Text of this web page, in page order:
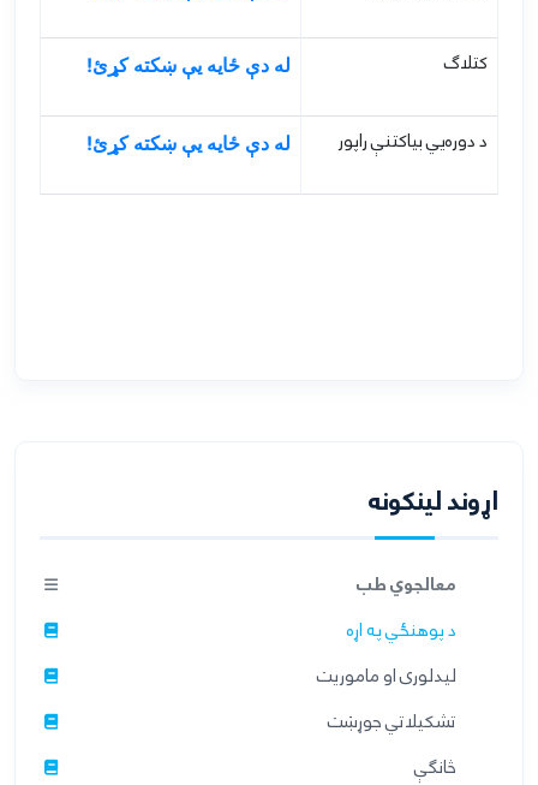
کتلاګ له دې ځایه يې ښکته کړئ!
د دوره‌يي بياکتنې راپور له دې ځایه يې ښکته کړئ!
اړوند لینکونه
معالجوي طب
د پوهنځي په اړه
ليدلوری او ماموريت
تشکیلاتي جوړښت
څانګې